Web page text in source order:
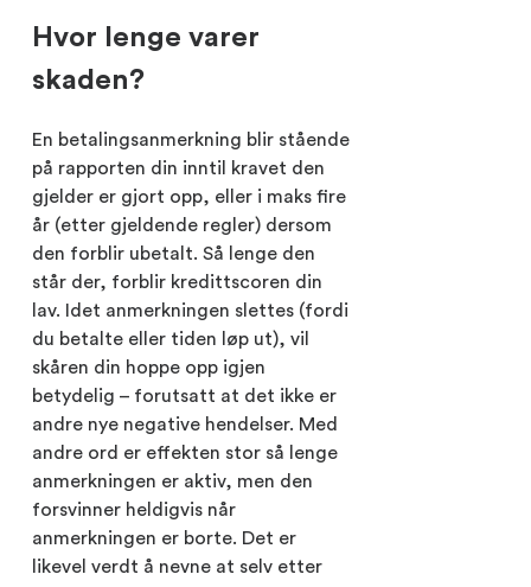
Hvor lenge varer
skaden?
En betalingsanmerkning blir stående
på rapporten din inntil kravet den
gjelder er gjort opp, eller i maks fire
år (etter gjeldende regler) dersom
den forblir ubetalt. Så lenge den
står der, forblir kredittscoren din
lav. Idet anmerkningen slettes (fordi
du betalte eller tiden løp ut), vil
skåren din hoppe opp igjen
betydelig – forutsatt at det ikke er
andre nye negative hendelser. Med
andre ord er effekten stor så lenge
anmerkningen er aktiv, men den
forsvinner heldigvis når
anmerkningen er borte. Det er
likevel verdt å nevne at selv etter